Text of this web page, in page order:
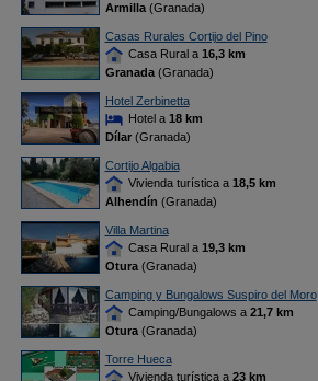
Armilla(Granada)
Casas Rurales Cortijo del Pino
Casa Rural a 16,3 km
Granada(Granada)
Hotel Zerbinetta
Hotel a 18 km
Dílar(Granada)
Cortijo Algabia
Vivienda turística a 18,5 km
Alhendín (Granada)
Villa Martina
Casa Rural a 19,3 km
Otura(Granada)
Camping y Bungalows Suspiro del Moro
Camping/Bungalows a 21,7 km
Otura(Granada)
Torre Hueca
Vivienda turística a 23 km